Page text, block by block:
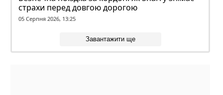
страхи перед довгою дорогою
05 Серпня 2026, 13:25
Завантажити ще